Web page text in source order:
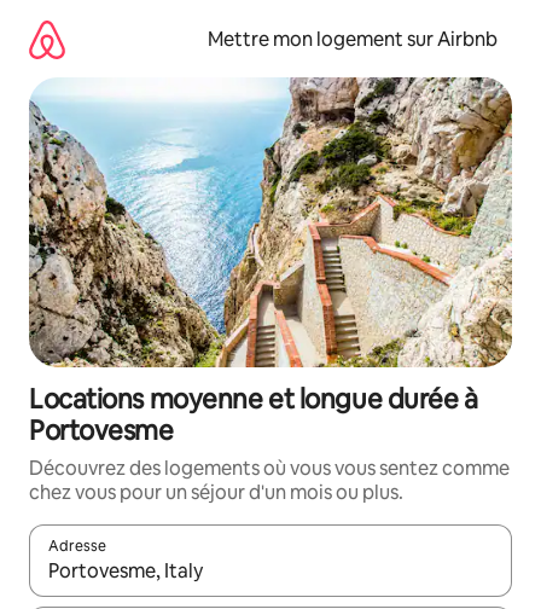
directement
contenu
Mettre mon logement sur Airbnb
Locations moyenne et longue durée à
Portovesme
Découvrez des logements où vous vous sentez comme
chez vous pour un séjour d'un mois ou plus.
Adresse
Lorsque les résultats s'affichent, utilisez les flèches vers le